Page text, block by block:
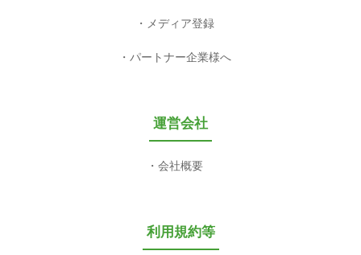
メディア登録
パートナー企業様へ
運営会社
会社概要
利用規約等